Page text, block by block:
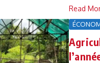
Read